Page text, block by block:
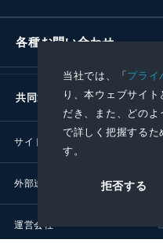
当社では、「プライ
り、本ウェブサイ
だき、また、どの
で詳しく把握するた
す。
拒否する
各種お問い合わせ
共同通信社グループ
サイトポリシー
外部送信ポリシー
運営会社